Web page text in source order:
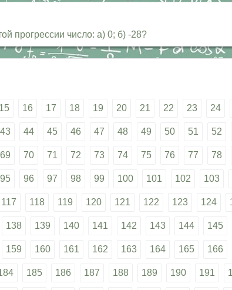
прогрессии число: а) 0; б) -28?
15 16 17 18 19 20 21 22 23 24
43 44 45 46 47 48 49 50 51 52
69 70 71 72 73 74 75 76 77 78
95 96 97 98 99 100 101 102 103
117 118 119 120 121 122 123 124
138 139 140 141 142 143 144 145
159 160 161 162 163 164 165 166
185 186 187 188 189 190 191